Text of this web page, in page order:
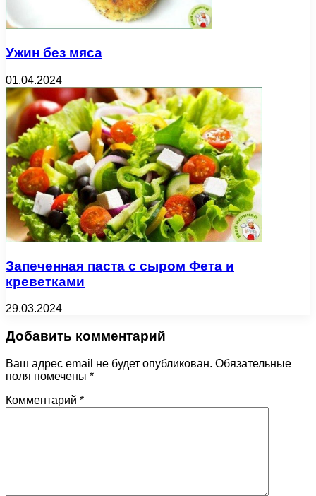
Ужин без мяса
01.04.2024
Запеченная паста с сыром Фета и
креветками
29.03.2024
Добавить комментарий
Ваш адрес email не будет опубликован. Обязательные
поля помечены *
Комментарий *